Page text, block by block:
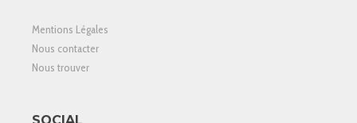
Mentions Légales
Nous contacter
Nous trouver